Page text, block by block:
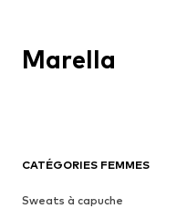
CATÉGORIES FEMMES
Sweats à capuche
Marella